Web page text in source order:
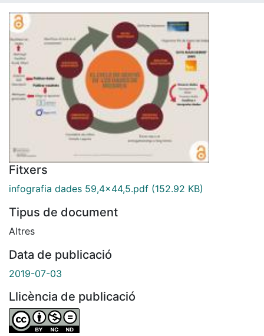
Contacte
Fitxers
infografia dades 59,4x44,5.pdf (152.92 KB)
Tipus de document
Altres
Data de publicació
2019-07-03
Llicència de publicació